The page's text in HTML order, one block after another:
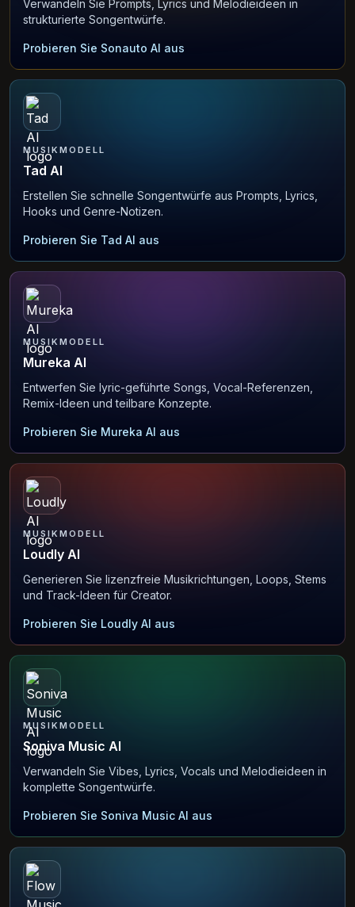
Verwandeln Sie Prompts, Lyrics und Melodieideen in
strukturierte Songentwürfe.
Probieren Sie Sonauto AI aus
MUSIKMODELL
Tad AI
Erstellen Sie schnelle Songentwürfe aus Prompts, Lyrics,
Hooks und Genre-Notizen.
Probieren Sie Tad AI aus
MUSIKMODELL
Mureka AI
Entwerfen Sie lyric-geführte Songs, Vocal-Referenzen,
Remix-Ideen und teilbare Konzepte.
Probieren Sie Mureka AI aus
MUSIKMODELL
Loudly AI
Generieren Sie lizenzfreie Musikrichtungen, Loops, Stems
und Track-Ideen für Creator.
Probieren Sie Loudly AI aus
MUSIKMODELL
Soniva Music AI
Verwandeln Sie Vibes, Lyrics, Vocals und Melodieideen in
komplette Songentwürfe.
Probieren Sie Soniva Music AI aus